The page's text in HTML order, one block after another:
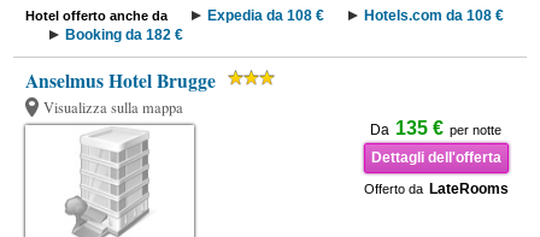
Hotel offerto anche da Expedia da 108 €
Hotels.com da 108 €
Booking da 182 €
Anselmus Hotel Brugge
Visualizza sulla mappa
Da 135 € per notte
Dettagli dell'offerta
Offerto da LateRooms